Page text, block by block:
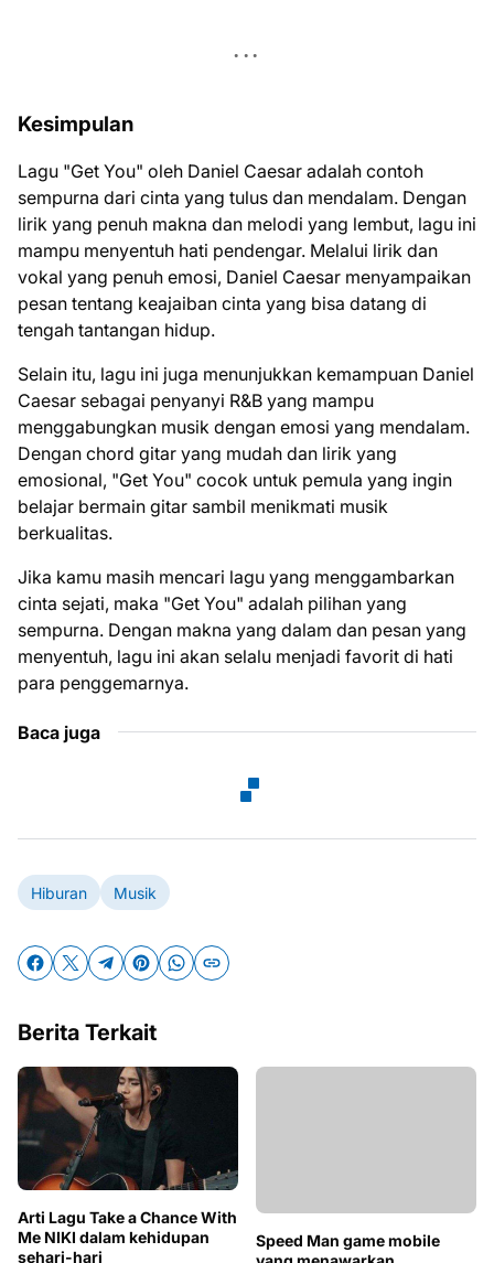
Kesimpulan
Lagu "Get You" oleh Daniel Caesar adalah contoh
sempurna dari cinta yang tulus dan mendalam. Dengan
lirik yang penuh makna dan melodi yang lembut, lagu ini
mampu menyentuh hati pendengar. Melalui lirik dan
vokal yang penuh emosi, Daniel Caesar menyampaikan
pesan tentang keajaiban cinta yang bisa datang di
tengah tantangan hidup.
Selain itu, lagu ini juga menunjukkan kemampuan Daniel
Caesar sebagai penyanyi R&B yang mampu
menggabungkan musik dengan emosi yang mendalam.
Dengan chord gitar yang mudah dan lirik yang
emosional, "Get You" cocok untuk pemula yang ingin
belajar bermain gitar sambil menikmati musik
berkualitas.
Jika kamu masih mencari lagu yang menggambarkan
cinta sejati, maka "Get You" adalah pilihan yang
sempurna. Dengan makna yang dalam dan pesan yang
menyentuh, lagu ini akan selalu menjadi favorit di hati
para penggemarnya.
Baca juga
Hiburan Musik
Berita Terkait
Arti Lagu Take a Chance With
Me NIKI dalam kehidupan
sehari-hari
Speed Man game mobile
yang menawarkan
penghasilan uang tunai